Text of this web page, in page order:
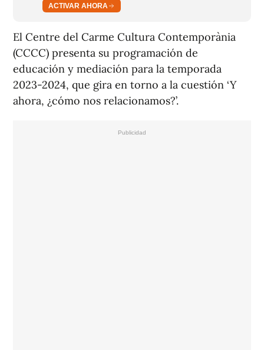
ACTIVAR AHORA
El Centre del Carme Cultura Contemporània
(CCCC) presenta su programación de
educación y mediación para la temporada
2023-2024, que gira en torno a la cuestión ‘Y
ahora, ¿cómo nos relacionamos?’.